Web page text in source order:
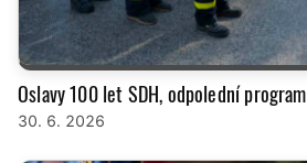
Oslavy 100 let SDH, odpolední program
30. 6. 2026